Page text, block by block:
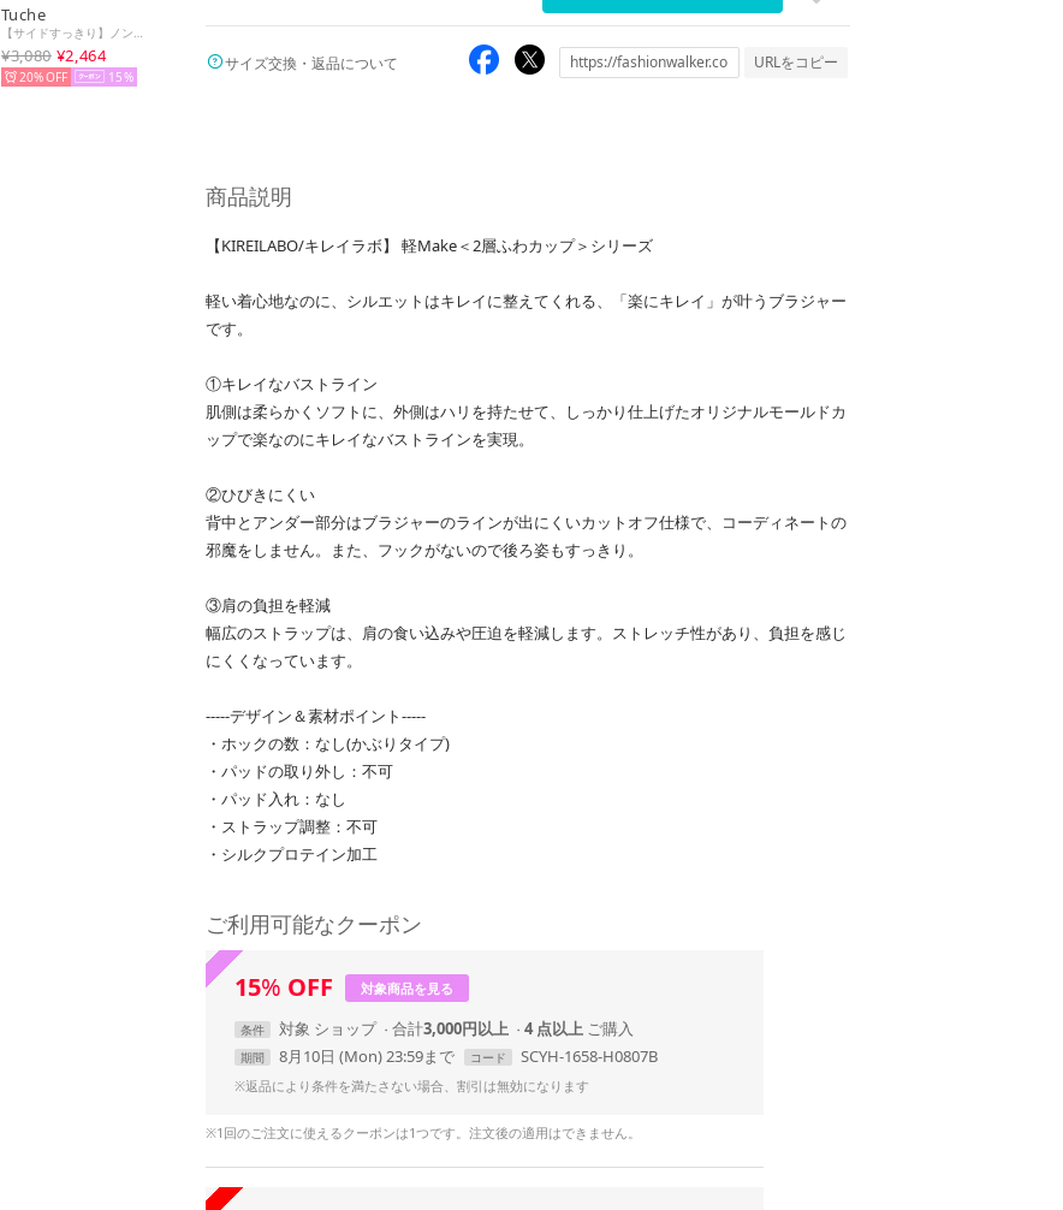
Tuche
【サイドすっきり】ノンワイヤーブラジャー （マルシェホワイト）
¥3,080 ¥2,464
20% 15
サイズ交換・返品について URLをコピー
商品説明
【KIREILABO/キレイラボ】 軽Make＜2層ふわカップ＞シリーズ
軽い着心地なのに、シルエットはキレイに整えてくれる、「楽にキレイ」が叶うブラジャー
です。
①キレイなバストライン
肌側は柔らかくソフトに、外側はハリを持たせて、しっかり仕上げたオリジナルモールドカ
ップで楽なのにキレイなバストラインを実現。
②ひびきにくい
背中とアンダー部分はブラジャーのラインが出にくいカットオフ仕様で、コーディネートの
邪魔をしません。また、フックがないので後ろ姿もすっきり。
③肩の負担を軽減
幅広のストラップは、肩の食い込みや圧迫を軽減します。ストレッチ性があり、負担を感じ
にくくなっています。
-----デザイン＆素材ポイント-----
・ホックの数：なし(かぶりタイプ)
・パッドの取り外し：不可
・パッド入れ：なし
・ストラップ調整：不可
・シルクプロテイン加工
ご利用可能なクーポン
15% OFF 対象商品を見る
条件 対象 ショップ 合計3,000円以上 4 点以上
期間 8月10日 (Mon) 23:59まで コード SCYH-1658-H0807B
※返品により条件を満たさない場合、割引は無効になります
※1回のご注文に使えるクーポンは1つです。注文後の適用はできません。